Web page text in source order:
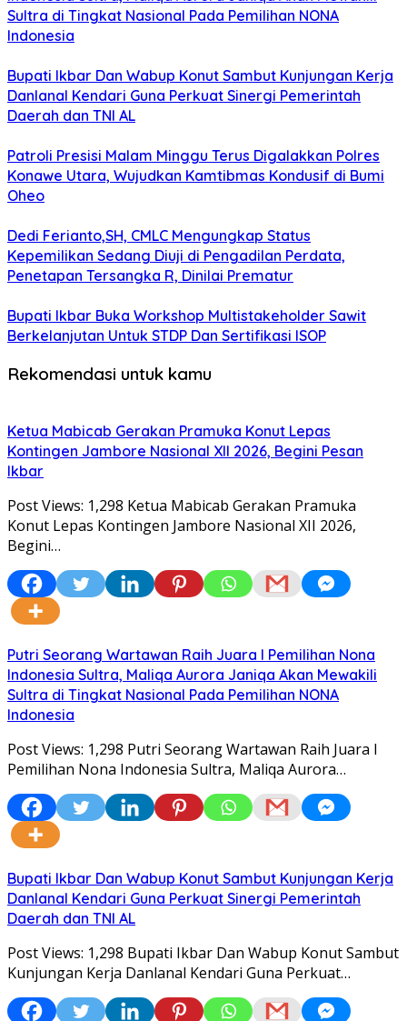
Sultra di Tingkat Nasional Pada Pemilihan NONA
Indonesia
Bupati Ikbar Dan Wabup Konut Sambut Kunjungan Kerja
Danlanal Kendari Guna Perkuat Sinergi Pemerintah
Daerah dan TNI AL
Patroli Presisi Malam Minggu Terus Digalakkan Polres
Konawe Utara, Wujudkan Kamtibmas Kondusif di Bumi
Oheo
Dedi Ferianto,SH, CMLC Mengungkap Status
Kepemilikan Sedang Diuji di Pengadilan Perdata,
Penetapan Tersangka R, Dinilai Prematur
Bupati Ikbar Buka Workshop Multistakeholder Sawit
Berkelanjutan Untuk STDP Dan Sertifikasi ISOP
Rekomendasi untuk kamu
Ketua Mabicab Gerakan Pramuka Konut Lepas
Kontingen Jambore Nasional XII 2026, Begini Pesan
Ikbar
Post Views: 1,298 Ketua Mabicab Gerakan Pramuka
Konut Lepas Kontingen Jambore Nasional XII 2026,
Begini…
Putri Seorang Wartawan ‎Raih Juara I Pemilihan Nona
Indonesia Sultra, Maliqa Aurora Janiqa Akan Mewakili
Sultra di Tingkat Nasional Pada Pemilihan NONA
Indonesia
Post Views: 1,298 Putri Seorang Wartawan ‎Raih Juara I
Pemilihan Nona Indonesia Sultra, Maliqa Aurora…
Bupati Ikbar Dan Wabup Konut Sambut Kunjungan Kerja
Danlanal Kendari Guna Perkuat Sinergi Pemerintah
Daerah dan TNI AL
Post Views: 1,298 Bupati Ikbar Dan Wabup Konut Sambut
Kunjungan Kerja Danlanal Kendari Guna Perkuat…